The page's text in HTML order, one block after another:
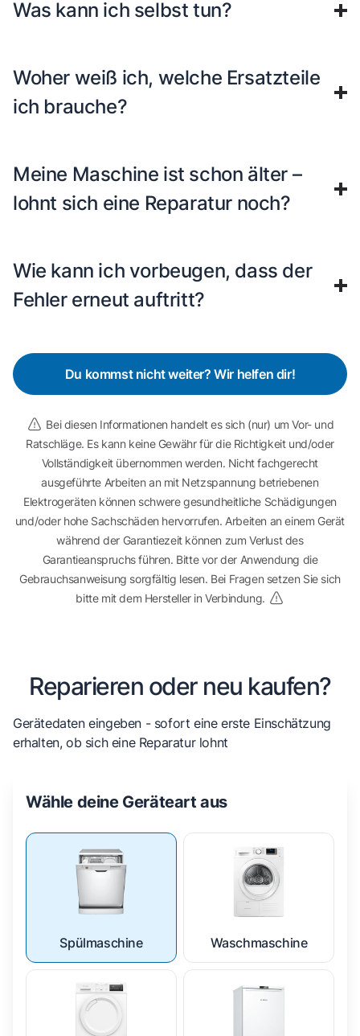
Was kann ich selbst tun?
Woher weiß ich, welche Ersatzteile
ich brauche?
Meine Maschine ist schon älter –
lohnt sich eine Reparatur noch?
Wie kann ich vorbeugen, dass der
Fehler erneut auftritt?
Du kommst nicht weiter? Wir helfen dir!
Bei diesen Informationen handelt es sich (nur) um Vor- und
Ratschläge. Es kann keine Gewähr für die Richtigkeit und/oder
Vollständigkeit übernommen werden. Nicht fachgerecht
ausgeführte Arbeiten an mit Netzspannung betriebenen
Elektrogeräten können schwere gesundheitliche Schädigungen
und/oder hohe Sachschäden hervorrufen. Arbeiten an einem Gerät
während der Garantiezeit können zum Verlust des
Garantieanspruchs führen. Bitte vor der Anwendung die
Gebrauchsanweisung sorgfältig lesen. Bei Fragen setzen Sie sich
bitte mit dem Hersteller in Verbindung.
Reparieren oder neu kaufen?
Gerätedaten eingeben - sofort eine erste Einschätzung
erhalten, ob sich eine Reparatur lohnt
Wähle deine Geräteart aus
Spülmaschine Waschmaschine